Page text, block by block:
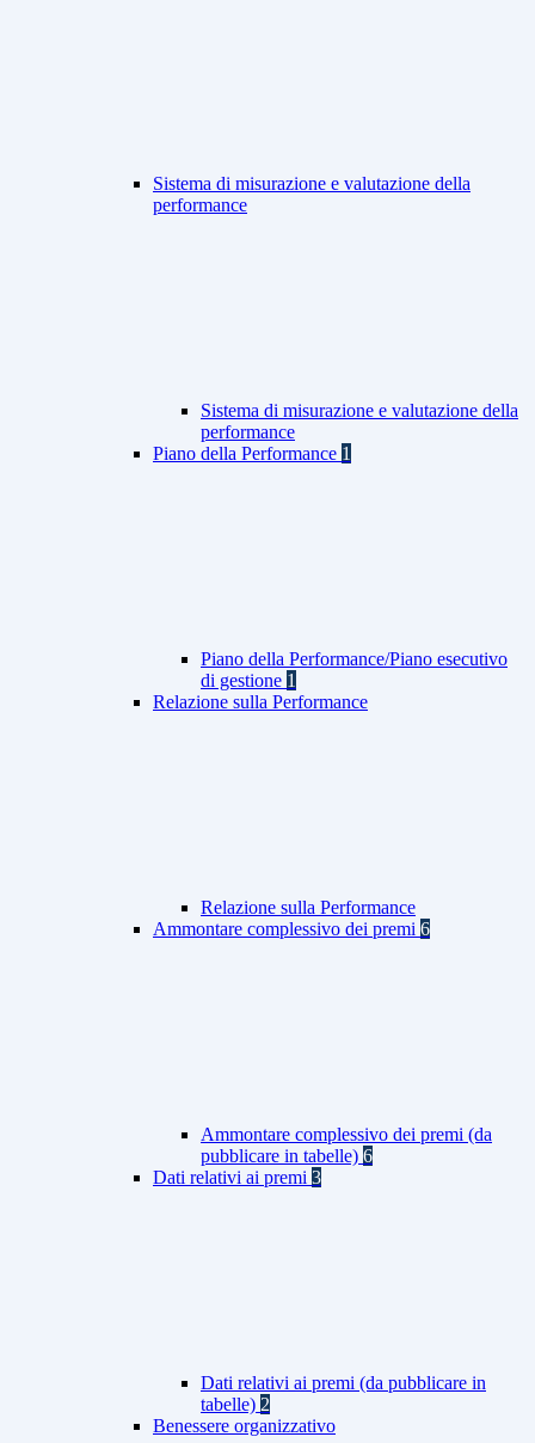
Sistema di misurazione e valutazione della
performance
Sistema di misurazione e valutazione della
performance
Piano della Performance 1
Piano della Performance/Piano esecutivo
di gestione 1
Relazione sulla Performance
Relazione sulla Performance
Ammontare complessivo dei premi 6
Ammontare complessivo dei premi (da
pubblicare in tabelle) 6
Dati relativi ai premi 3
Dati relativi ai premi (da pubblicare in
tabelle) 2
Benessere organizzativo